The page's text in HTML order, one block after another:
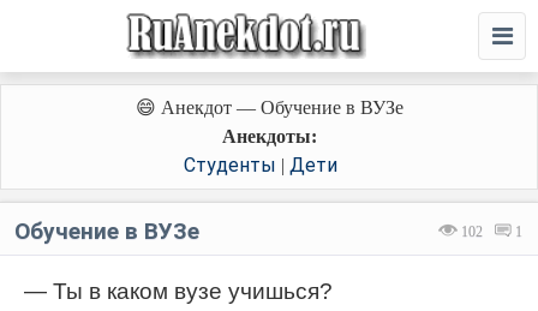
😄 Анекдот — Обучение в ВУЗе
Анекдоты:
Студенты | Дети
102 1
Обучение в ВУЗе
— Ты в каком вузе учишься?